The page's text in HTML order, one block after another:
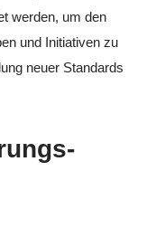
werden, um den
und Initiativen zu
neuer Standards